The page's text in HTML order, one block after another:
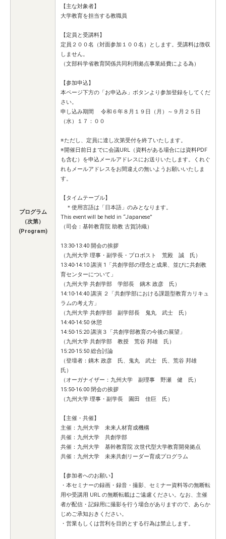
プログラム
（次第）
(Program)
【主な対象者】
大学教育を担当する教職員
【定員と受講料】
定員２００名（対面参加１００名）とします。受講料は徴収
しません。
（文部科学省教育関係共同利用拠点事業経費による為）
【参加申込】
本ページ下方の「お申込み」ボタンより参加登録をしてくだ
さい。
申し込み期間 令和６年８月１９日（月）～９月２５日
（水）１７：００
※ただし、定員に達し次第受付を終了いたします。
※開催日前日までに会議URL（資料がある場合には資料PDF
も含む）を申込メールアドレスにお送りいたします。くれぐ
れもメールアドレスをお間違えの無いようお願いいたしま
す。
【タイムテーブル】
＊使用言語は「日本語」のみとなります。
This event will be held in “Japanese”
（司会：基幹教育院 助教 古賀詩織）
13:30-13:40 開会の挨拶
（九州大学 理事・副学長・プロボスト 荒殿 誠 氏）
13:40-14:10 講演 1「共創学部の理念と成果、並びに共創教
育センターについて」
（九州大学 共創学部 学部長 鏑木 政彦 氏）
14:10-14:40 講演 ２「共創学部における課題型教育カリキュ
ラムの考え方」
（九州大学 共創学部 副学部長 鬼丸 武士 氏）
14:40-14:50 休憩
14:50-15:20 講演３「共創学部教育の今後の展望」
（九州大学 共創学部 教授 荒谷 邦雄 氏）
15:20-15:50 総合討論
（登壇者：鏑木 政彦 氏、鬼丸 武士 氏、荒谷 邦雄
氏）
（オーガナイザー：九州大学 副理事 野瀬 健 氏）
15:50-16:00 閉会の挨拶
（九州大学 理事・副学長 園田 佳巨 氏）
【主催・共催】
主催：九州大学 未来人材育成機構
共催：九州大学 共創学部
共催：九州大学 基幹教育院 次世代型大学教育開発拠点
共催：九州大学 未来共創リーダー育成プログラム
【参加者へのお願い】
・本セミナーの録画・録音・撮影、セミナー資料等の無断転
用や受講用 URL の無断転載はご遠慮ください。なお、主催
者が配信・記録用に撮影を行う場合がありますので、あらか
じめご承知おきください。
・営業もしくは営利を目的とする行為は禁止します。